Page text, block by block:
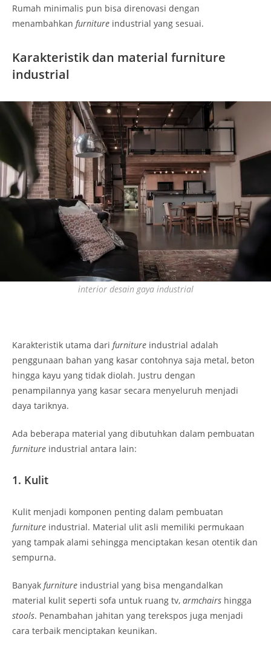
Rumah minimalis pun bisa direnovasi dengan
menambahkan furniture industrial yang sesuai.
Karakteristik dan material furniture
industrial
interior desain gaya industrial
Karakteristik utama dari furniture industrial adalah
penggunaan bahan yang kasar contohnya saja metal, beton
hingga kayu yang tidak diolah. Justru dengan
penampilannya yang kasar secara menyeluruh menjadi
daya tariknya.
Ada beberapa material yang dibutuhkan dalam pembuatan
furniture industrial antara lain:
1. Kulit
Kulit menjadi komponen penting dalam pembuatan
furniture industrial. Material ulit asli memiliki permukaan
yang tampak alami sehingga menciptakan kesan otentik dan
sempurna.
Banyak furniture industrial yang bisa mengandalkan
material kulit seperti sofa untuk ruang tv, armchairs hingga
stools. Penambahan jahitan yang terekspos juga menjadi
cara terbaik menciptakan keunikan.